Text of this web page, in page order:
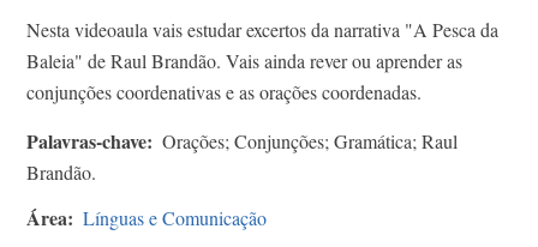
Nesta videoaula vais estudar excertos da narrativa "A Pesca da
Baleia" de Raul Brandão. Vais ainda rever ou aprender as
conjunções coordenativas e as orações coordenadas.
Palavras-chave
Orações; Conjunções; Gramática; Raul
Brandão.
Área Línguas e Comunicação